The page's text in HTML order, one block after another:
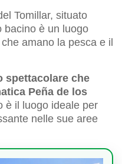
Tomillar, situato
bacino è un luogo
amano la pesca e il
spettacolare che
Peña de los
è il luogo ideale per
nelle sue aree